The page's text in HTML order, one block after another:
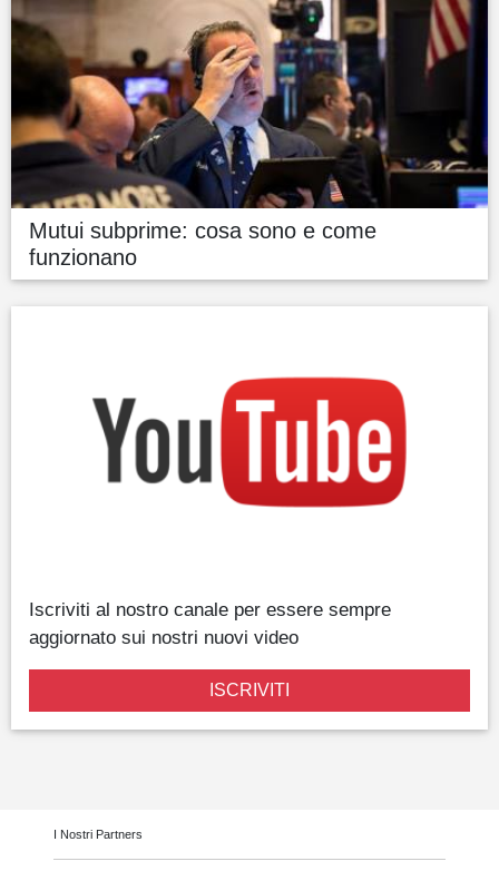
Mutui subprime: cosa sono e come
funzionano
Iscriviti al nostro canale per essere sempre
aggiornato sui nostri nuovi video
ISCRIVITI
I Nostri Partners